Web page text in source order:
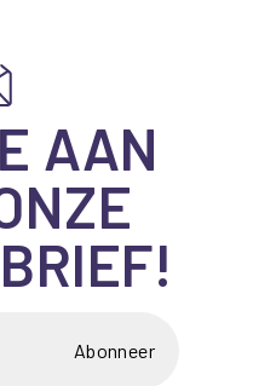
AAN
Abonneer